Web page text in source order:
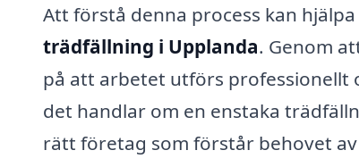
Att förstå denna process kan
trädfällning i Upplanda. Genom
på att arbetet utförs professionellt
det handlar om en enstaka
rätt företag som förstår behovet